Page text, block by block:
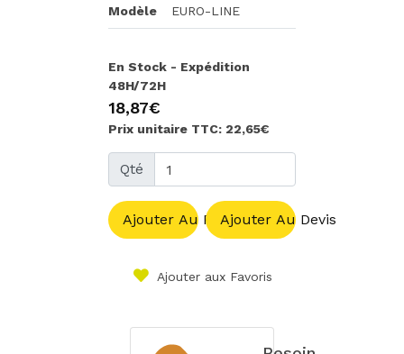
Modèle EURO-LINE
En Stock - Expédition
48H/72H
18,87€
Prix unitaire TTC: 22,65€
Qté
Ajouter Au PanierAjouter Au Devis
Ajouter aux Favoris